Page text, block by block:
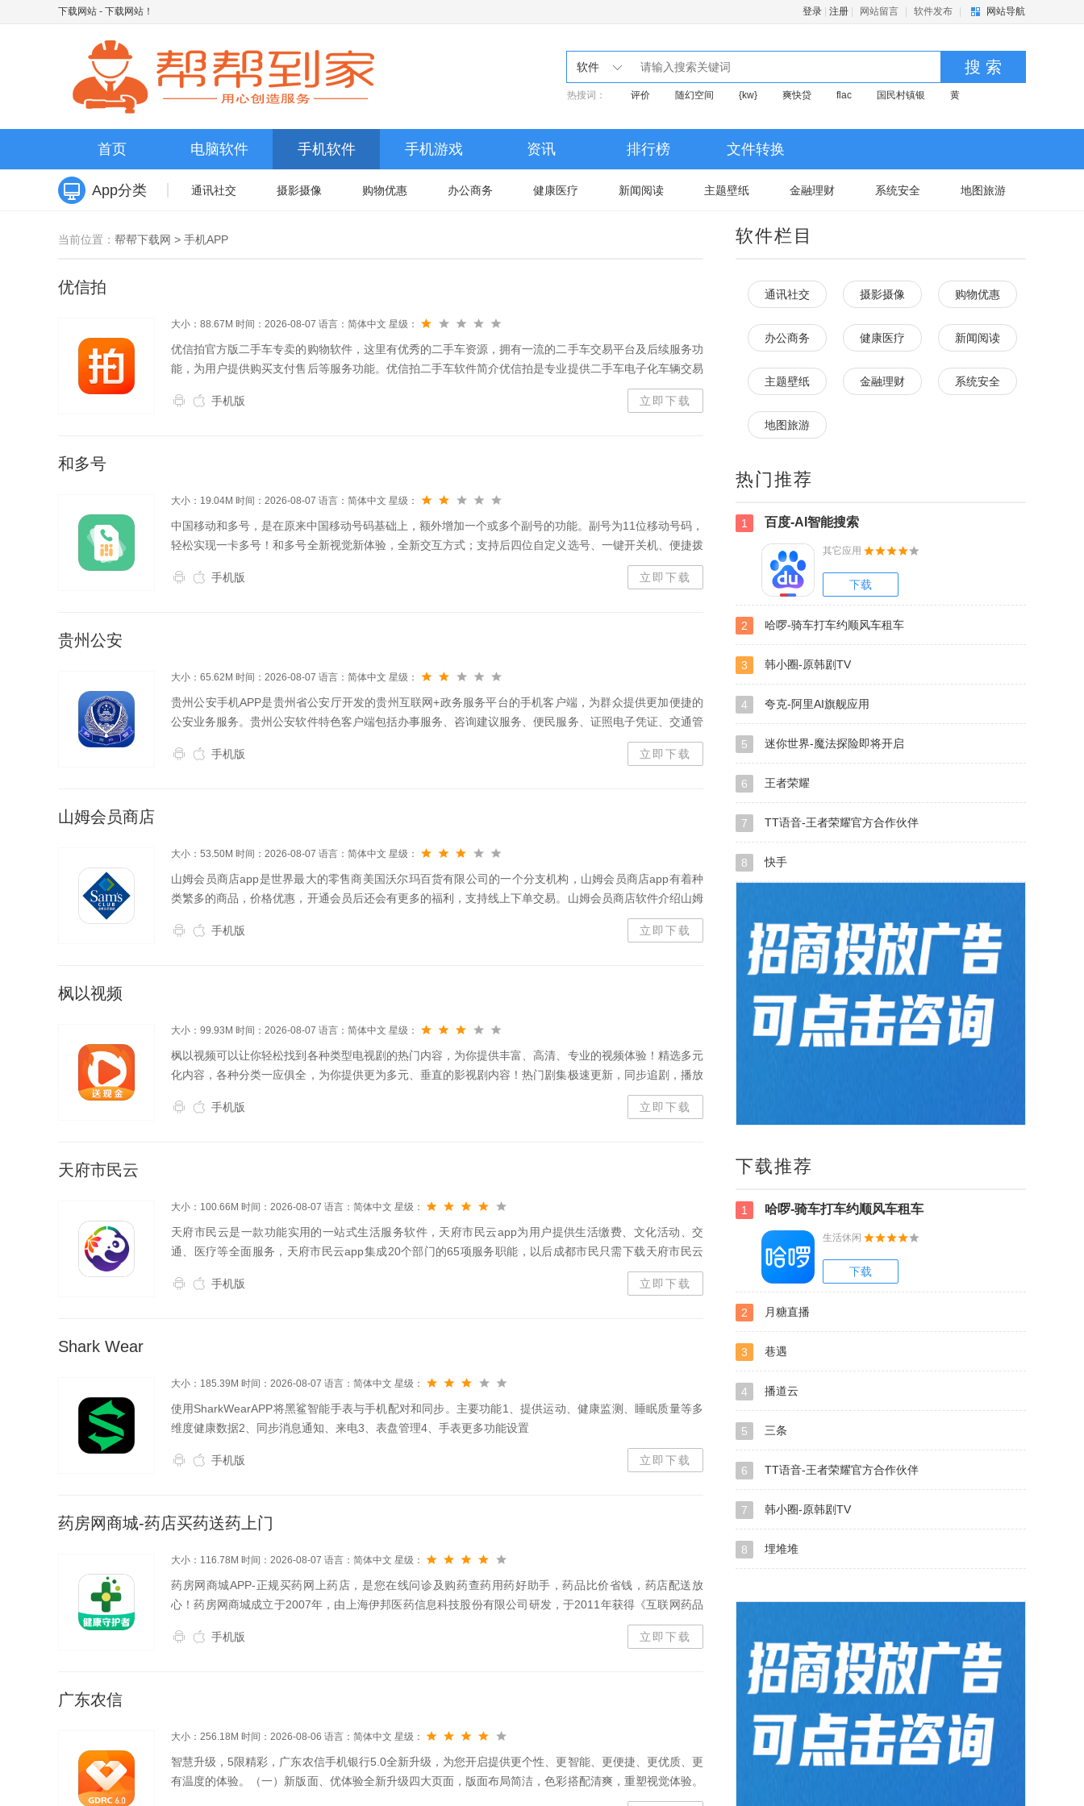
下载网站 - 下载网站！ 登录 注册 网站留言 软件发布 网站导航
软件 搜 索
热搜词： 评价 随幻空间 {kw} 爽快贷 flac 国民村镇银 黄
首页 电脑软件 手机软件 手机游戏 资讯 排行榜 文件转换
App分类 通讯社交 摄影摄像 购物优惠 办公商务 健康医疗 新闻阅读 主题壁纸 金融理财 系统安全 地图旅游
当前位置： 帮帮下载网 > 手机APP
优信拍
大小：88.67M 时间：2026-08-07 语言：简体中文 星级：
优信拍官方版二手车专卖的购物软件，这里有优秀的二手车资源，拥有一流的二手车交易平台及后续服务功
能，为用户提供购买支付售后等服务功能。优信拍二手车软件简介优信拍是专业提供二手车电子化车辆交易
服务的供应商，是国内领先的二手车网络交易企业。我们的核心业务品牌是优信拍二手车网络交易服务平
台，通过出价、车况查...
手机版 立即下载
和多号
大小：19.04M 时间：2026-08-07 语言：简体中文 星级：
中国移动和多号，是在原来中国移动号码基础上，额外增加一个或多个副号的功能。副号为11位移动号码，
轻松实现一卡多号！和多号全新视觉新体验，全新交互方式；支持后四位自定义选号、一键开关机、便捷拨
号和发短信（无需添加12583前缀）的功能。全新打造发现栏目，副号学堂、手表学堂等使用技巧，精彩活
动和福利等你...
手机版 立即下载
贵州公安
大小：65.62M 时间：2026-08-07 语言：简体中文 星级：
贵州公安手机APP是贵州省公安厅开发的贵州互联网+政务服务平台的手机客户端，为群众提供更加便捷的
公安业务服务。贵州公安软件特色客户端包括办事服务、咨询建议服务、便民服务、证照电子凭证、交通管
理服务五大功能类型，群众可以查看办事指南、申报办理公安业务，查询办事进度、驾驶证、机动车违法等
信息，可针对公安...
手机版 立即下载
山姆会员商店
大小：53.50M 时间：2026-08-07 语言：简体中文 星级：
山姆会员商店app是世界最大的零售商美国沃尔玛百货有限公司的一个分支机构，山姆会员商店app有着种
类繁多的商品，价格优惠，开通会员后还会有更多的福利，支持线上下单交易。山姆会员商店软件介绍山姆
会员商店客户端是沃尔玛旗下高端会员制商店针对山姆会员朋友提供泛渠道购物平台的重要工具。您可以使
用客户端不受时...
手机版 立即下载
枫以视频
大小：99.93M 时间：2026-08-07 语言：简体中文 星级：
枫以视频可以让你轻松找到各种类型电视剧的热门内容，为你提供丰富、高清、专业的视频体验！精选多元
化内容，各种分类一应俱全，为你提供更为多元、垂直的影视剧内容！热门剧集极速更新，同步追剧，播放
手机版
立即下载
天府市民云
大小：100.66M 时间：2026-08-07 语言：简体中文 星级：
天府市民云是一款功能实用的一站式生活服务软件，天府市民云app为用户提供生活缴费、文化活动、交
通、医疗等全面服务，天府市民云app集成20个部门的65项服务职能，以后成都市民只需下载天府市民云
app即可便捷生活。天府市民云软件介绍天府市民云app是一站式互联网+市民服务平台。用户凭借一个账号
就可以一...手机版 立即下载
Shark Wear
大小：185.39M 时间：2026-08-07 语言：简体中文 星级：
使用SharkWearAPP将黑鲨智能手表与手机配对和同步。主要功能1、提供运动、健康监测、睡眠质量等多
维度健康数据2、同步消息通知、来电3、表盘管理4、手表更多功能设置
手机版 立即下载
药房网商城-药店买药送药上门
大小：116.78M 时间：2026-08-07 语言：简体中文 星级：
药房网商城APP-正规买药网上药店，是您在线问诊及购药查药用药好助手，药品比价省钱，药店配送放
心！药房网商城成立于2007年，由上海伊邦医药信息科技股份有限公司研发，于2011年获得《互联网药品
交易服务资格证书》，品质保障，放心买药！药房网商城致力于团结广大中小药店，推出1小时开店服务体
系，构建互联...
手机版 立即下载
广东农信
大小：256.18M 时间：2026-08-06 语言：简体中文 星级：
智慧升级，5限精彩，广东农信手机银行5.0全新升级，为您开启提供更个性、更智能、更便捷、更优质、更
有温度的体验。（一）新版面、优体验全新升级四大页面，版面布局简洁，色彩搭配清爽，重塑视觉体验。
个性皮肤随心换，推出春、夏、秋、冬四季皮肤和会员专属皮肤，一键轻松更换专属版面；完善升级关爱版
软件栏目
通讯社交 摄影摄像 购物优惠
办公商务 健康医疗 新闻阅读
主题壁纸 金融理财 系统安全
地图旅游
热门推荐
1 百度-AI智能搜索
其它应用
下载
2 哈啰-骑车打车约顺风车租车
3 韩小圈-原韩剧TV
4 夸克-阿里AI旗舰应用
5 迷你世界-魔法探险即将开启
6 王者荣耀
7 TT语音-王者荣耀官方合作伙伴
8 快手
下载推荐
1 哈啰-骑车打车约顺风车租车
生活休闲
下载
2 月糖直播
3 巷遇
4 播道云
5 三条
6 TT语音-王者荣耀官方合作伙伴
7 韩小圈-原韩剧TV
8 埋堆堆